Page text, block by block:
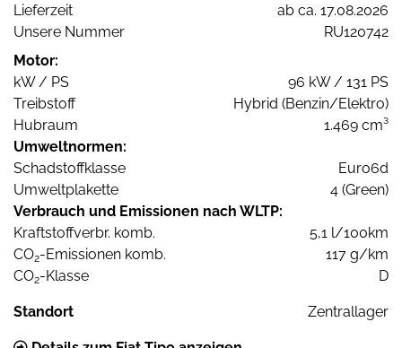
Lieferzeit
ab ca. 17.08.2026
Unsere Nummer
RU120742
Motor:
kW / PS
96 kW / 131 PS
Treibstoff
Hybrid (Benzin/Elektro)
Hubraum
1.469 cm³
Umweltnormen:
Schadstoffklasse
Euro6d
Umweltplakette
4 (Green)
Verbrauch und Emissionen nach WLTP:
Kraftstoffverbr. komb.
5,1 l/100km
CO2-Emissionen komb.
117 g/km
CO2-Klasse D
Standort Zentrallager